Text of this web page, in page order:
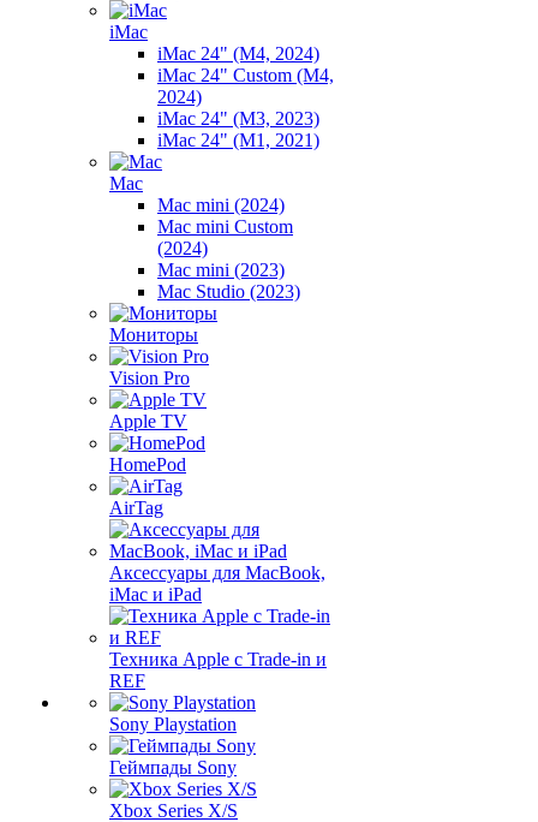
iMac
iMac 24" (M4, 2024)
iMac 24" Custom (M4,
2024)
iMac 24" (M3, 2023)
iMac 24" (M1, 2021)
Mac
Mac mini (2024)
Mac mini Custom
(2024)
Mac mini (2023)
Mac Studio (2023)
Мониторы
Vision Pro
Apple TV
HomePod
AirTag
Аксессуары для MacBook,
iMac и iPad
Техника Apple с Trade-in и
REF
Sony Playstation
Геймпады Sony
Xbox Series X/S